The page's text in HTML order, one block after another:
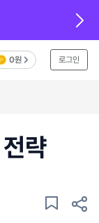
0원 로그인
략